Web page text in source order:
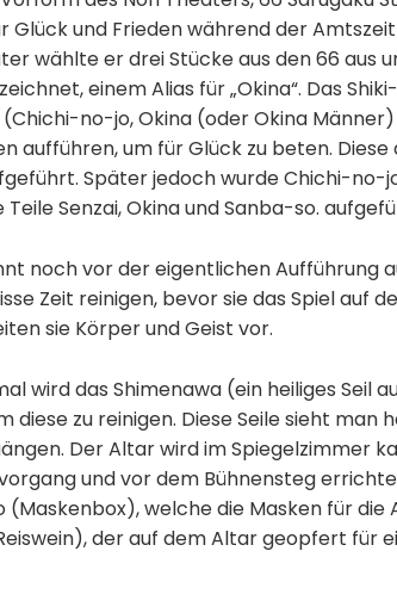
Glück und Frieden während der
wählte er drei Stücke aus den 66 aus
einem Alias für „Okina“. Das
no-jo, Okina (oder Okina
aufführen, um für Glück zu beten. Diese
Später jedoch wurde Chichi-no-
Senzai, Okina und Sanba-so.
noch vor der eigentlichen Aufführung
Zeit reinigen, bevor sie das Spiel auf
sie Körper und Geist vor.
wird das Shimenawa (ein heiliges Seil
zu reinigen. Diese Seile sieht man
Der Altar wird im Spiegelzimmer
und vor dem Bühnensteg
welche die Masken für die
der auf dem Altar geopfert für